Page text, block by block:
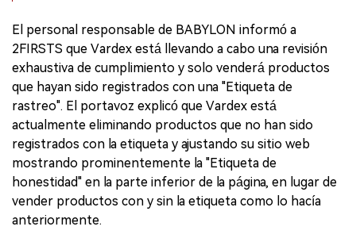
El personal responsable de BABYLON informó a
2FIRSTS que Vardex está llevando a cabo una revisión
exhaustiva de cumplimiento y solo venderá productos
que hayan sido registrados con una "Etiqueta de
rastreo". El portavoz explicó que Vardex está
actualmente eliminando productos que no han sido
registrados con la etiqueta y ajustando su sitio web
mostrando prominentemente la "Etiqueta de
honestidad" en la parte inferior de la página, en lugar de
vender productos con y sin la etiqueta como lo hacía
anteriormente.